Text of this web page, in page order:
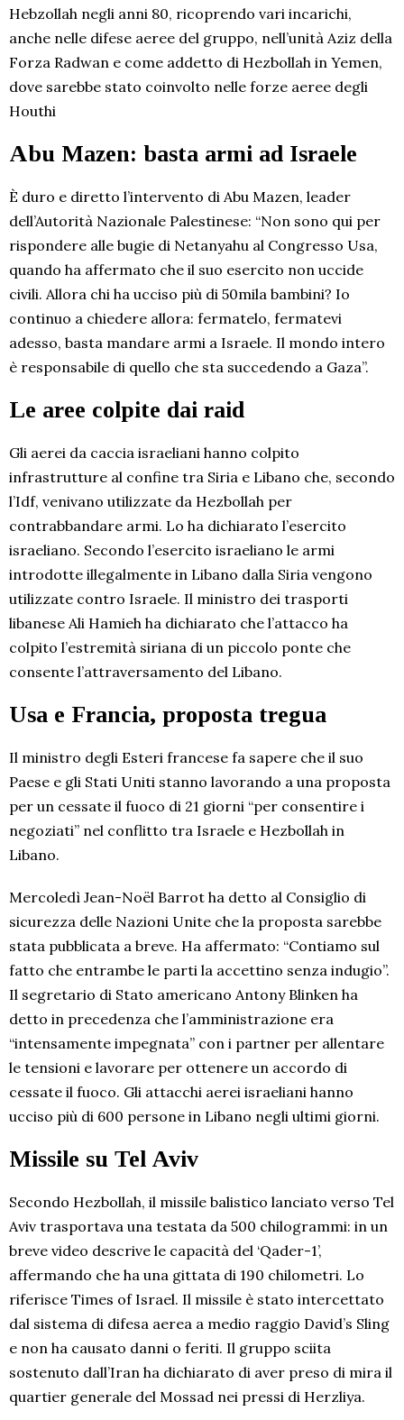
Hebzollah negli anni 80, ricoprendo vari incarichi,
anche nelle difese aeree del gruppo, nell’unità Aziz della
Forza Radwan e come addetto di Hezbollah in Yemen,
dove sarebbe stato coinvolto nelle forze aeree degli
Houthi
Abu Mazen: basta armi ad Israele
È duro e diretto l’intervento di Abu Mazen, leader
dell’Autorità Nazionale Palestinese: “Non sono qui per
rispondere alle bugie di Netanyahu al Congresso Usa,
quando ha affermato che il suo esercito non uccide
civili. Allora chi ha ucciso più di 50mila bambini? Io
continuo a chiedere allora: fermatelo, fermatevi
adesso, basta mandare armi a Israele. Il mondo intero
è responsabile di quello che sta succedendo a Gaza”.
Le aree colpite dai raid
Gli aerei da caccia israeliani hanno colpito
infrastrutture al confine tra Siria e Libano che, secondo
l’Idf, venivano utilizzate da Hezbollah per
contrabbandare armi. Lo ha dichiarato l’esercito
israeliano. Secondo l’esercito israeliano le armi
introdotte illegalmente in Libano dalla Siria vengono
utilizzate contro Israele. Il ministro dei trasporti
libanese Ali Hamieh ha dichiarato che l’attacco ha
colpito l’estremità siriana di un piccolo ponte che
consente l’attraversamento del Libano.
Usa e Francia, proposta tregua
Il ministro degli Esteri francese fa sapere che il suo
Paese e gli Stati Uniti stanno lavorando a una proposta
per un cessate il fuoco di 21 giorni “per consentire i
negoziati” nel conflitto tra Israele e Hezbollah in
Libano.
Mercoledì Jean-Noël Barrot ha detto al Consiglio di
sicurezza delle Nazioni Unite che la proposta sarebbe
stata pubblicata a breve. Ha affermato: “Contiamo sul
fatto che entrambe le parti la accettino senza indugio”.
Il segretario di Stato americano Antony Blinken ha
detto in precedenza che l’amministrazione era
“intensamente impegnata” con i partner per allentare
le tensioni e lavorare per ottenere un accordo di
cessate il fuoco. Gli attacchi aerei israeliani hanno
ucciso più di 600 persone in Libano negli ultimi giorni.
Missile su Tel Aviv
Secondo Hezbollah, il missile balistico lanciato verso Tel
Aviv trasportava una testata da 500 chilogrammi: in un
breve video descrive le capacità del ‘Qader-1’,
affermando che ha una gittata di 190 chilometri. Lo
riferisce Times of Israel. Il missile è stato intercettato
dal sistema di difesa aerea a medio raggio David’s Sling
e non ha causato danni o feriti. Il gruppo sciita
sostenuto dall’Iran ha dichiarato di aver preso di mira il
quartier generale del Mossad nei pressi di Herzliya.